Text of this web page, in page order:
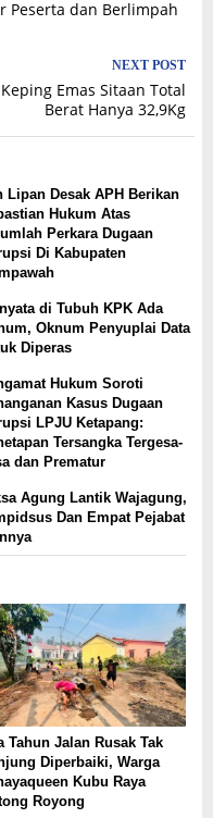
Peserta dan Berlimpah
NEXT POST
Emas Sitaan Total
Berat Hanya 32,9Kg
Lipan Desak APH Berikan
Hukum Atas
Perkara Dugaan
Di Kabupaten
di Tubuh KPK Ada
Oknum Penyuplai Data
Diperas
Hukum Soroti
Kasus Dugaan
LPJU Ketapang:
Tersangka Tergesa-
dan Prematur
Agung Lantik Wajagung,
Dan Empat Pejabat
Tahun Jalan Rusak Tak
Diperbaiki, Warga
Kubu Raya
Royong